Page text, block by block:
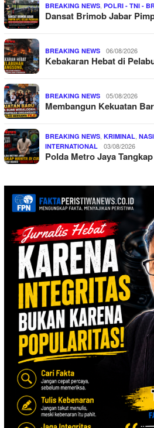
BREAKING NEWS, POLRI - TNI -
Dansat Brimob Jabar
BREAKING NEWS 06/08/2026
Kebakaran Hebat di
BREAKING NEWS 05/08/2026
Membangun Kekuatan
BREAKING NEWS, KRIMINAL,
INTERNATIONAL
03/08/2026
Polda Metro Jaya